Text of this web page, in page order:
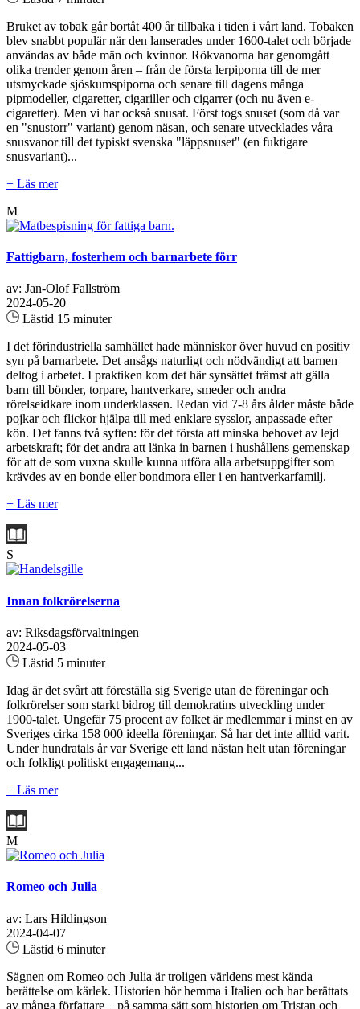
Bruket av tobak går bortåt 400 år tillbaka i tiden i vårt land. Tobaken
blev snabbt populär när den lanserades under 1600-talet och började
användas av både män och kvinnor. Rökvanorna har genomgått
olika trender genom åren – från de första lerpiporna till de mer
utsmyckade sjöskumspiporna och senare till dagens många
pipmodeller, cigaretter, cigariller och cigarrer (och nu även e-
cigaretter). Men vi har också snusat. Först togs snuset (som då var
en "snustorr" variant) genom näsan, och senare utvecklades våra
snusvanor till det typiskt svenska "läppsnuset" (en fuktigare
snusvariant)...
+ Läs mer
M
Fattigbarn, fosterhem och barnarbete förr
av: Jan-Olof Fallström
2024-05-20
Lästid 15 minuter
I det förindustriella samhället hade människor över huvud en positiv
syn på barnarbete. Det ansågs naturligt och nödvändigt att barnen
deltog i arbetet. I praktiken kom det här synsättet främst att gälla
barn till bönder, torpare, hantverkare, smeder och andra
rörelseidkare inom underklassen. Redan vid 7-8 års ålder måste både
pojkar och flickor hjälpa till med enklare sysslor, anpassade efter
kön. Det fanns två syften: för det första att minska behovet av lejd
arbetskraft; för det andra att länka in barnen i hushållens gemenskap
för att de som vuxna skulle kunna utföra alla arbetsuppgifter som
krävdes av en bonde eller bondmora eller i en hantverkarfamilj.
+ Läs mer
S
Innan folkrörelserna
av: Riksdagsförvaltningen
2024-05-03
Lästid 5 minuter
Idag är det svårt att föreställa sig Sverige utan de föreningar och
folkrörelser som starkt bidrog till demokratins utveckling under
1900-talet. Ungefär 75 procent av folket är medlemmar i minst en av
Sveriges cirka 158 000 ideella föreningar. Så har det inte alltid varit.
Under hundratals år var Sverige ett land nästan helt utan föreningar
och folkligt politiskt engagemang...
+ Läs mer
M
Romeo och Julia
av: Lars Hildingson
2024-04-07
Lästid 6 minuter
Sägnen om Romeo och Julia är troligen världens mest kända
berättelse om kärlek. Historien hör hemma i Italien och har berättats
av många författare – på samma sätt som historien om Tristan och